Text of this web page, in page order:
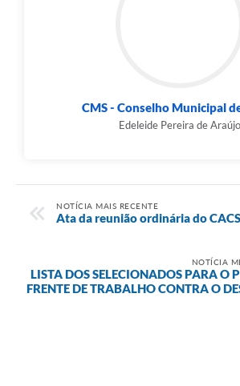
CMS - Conselho Municipal
Edeleide Pereira de Araújo
NOTÍCIA MAIS RECENTE
Ata da reunião ordinária do
NOTÍCIA
LISTA DOS SELECIONADOS PARA O
FRENTE DE TRABALHO CONTRA O